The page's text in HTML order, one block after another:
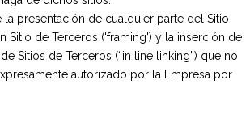
la presentación de cualquier parte del Sitio
Sitio de Terceros ('framing') y la inserción de
Sitios de Terceros (“in line linking”) que no
autorizado por la Empresa por